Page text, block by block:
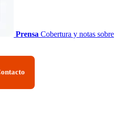
Prensa Cobertura y notas sobre